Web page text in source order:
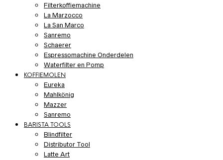
Filterkoffiemachine
La Marzocco
La San Marco
Sanremo
Schaerer
Espressomachine Onderdelen
Waterfilter en Pomp
KOFFIEMOLEN
Eureka
Mahlkönig
Mazzer
Sanremo
BARISTA TOOLS
Blindfilter
Distributor Tool
Latte Art